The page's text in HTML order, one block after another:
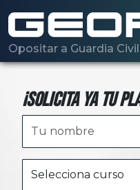
Opositar a Guardia
¡Solicita ya tu